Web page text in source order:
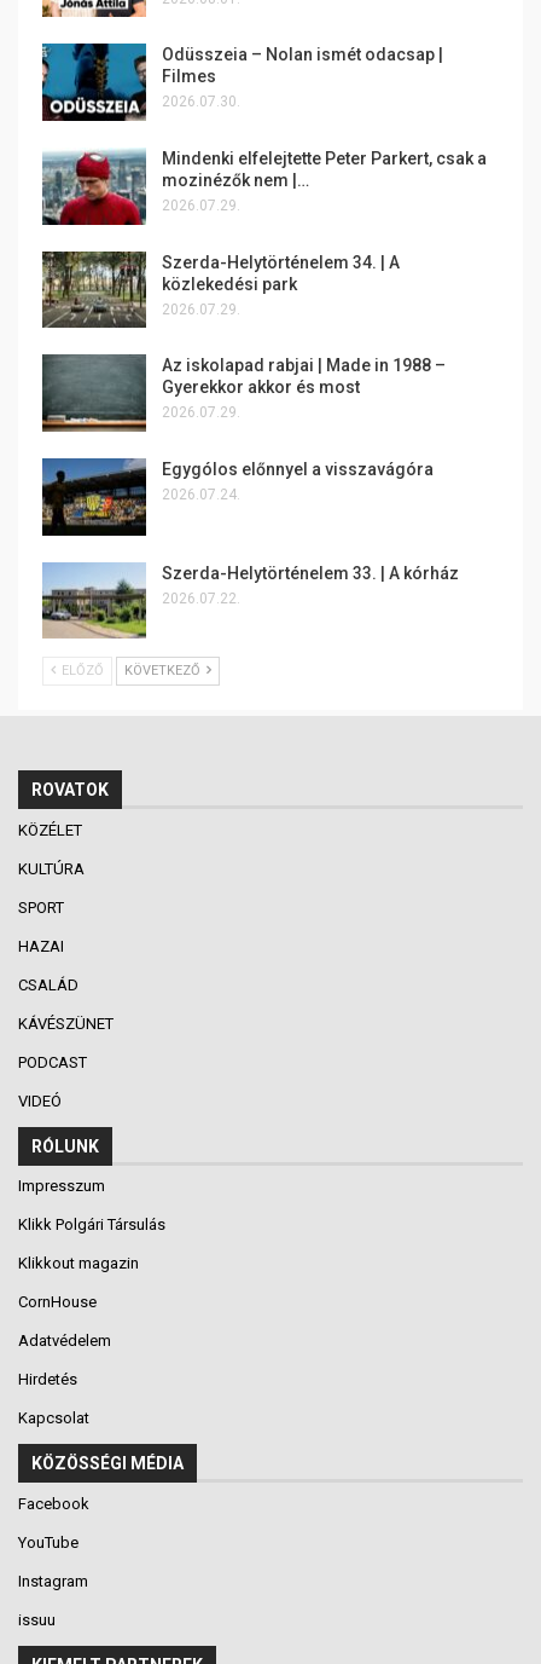
Odüsszeia – Nolan ismét odacsap |
Filmes
2026.07.30.
Mindenki elfelejtette Peter Parkert, csak a
mozinézők nem |…
2026.07.29.
Szerda-Helytörténelem 34. | A
közlekedési park
2026.07.29.
Az iskolapad rabjai | Made in 1988 –
Gyerekkor akkor és most
2026.07.29.
Egygólos előnnyel a visszavágóra
2026.07.24.
Szerda-Helytörténelem 33. | A kórház
2026.07.22.
ELŐZŐ KÖVETKEZŐ
ROVATOK
KÖZÉLET
KULTÚRA
SPORT
HAZAI
CSALÁD
KÁVÉSZÜNET
PODCAST
VIDEÓ
RÓLUNK
Impresszum
Klikk Polgári Társulás
Klikkout magazin
CornHouse
Adatvédelem
Hirdetés
Kapcsolat
KÖZÖSSÉGI MÉDIA
Facebook
YouTube
Instagram
issuu